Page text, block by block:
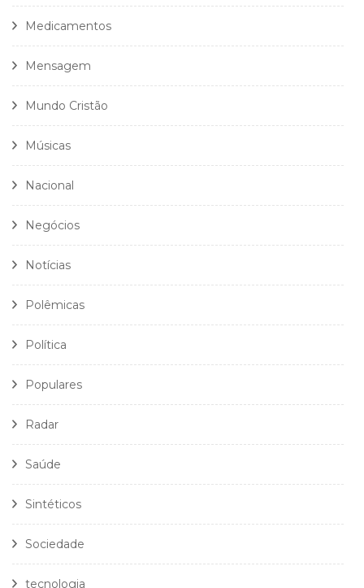
Medicamentos
Mensagem
Mundo Cristão
Músicas
Nacional
Negócios
Notícias
Polêmicas
Política
Populares
Radar
Saúde
Sintéticos
Sociedade
tecnologia